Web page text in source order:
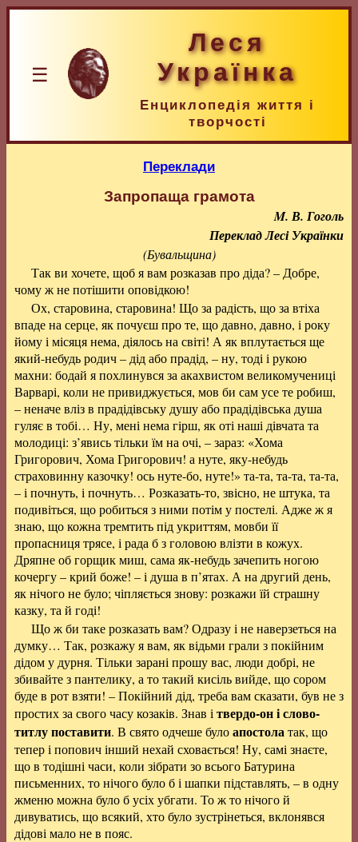
☰
Леся
Українка
Енциклопедія життя і
творчості
Переклади
Запропаща грамота
M. В. Гоголь
Переклад Лесі Українки
(Бувальщина)
Так ви хочете, щоб я вам розказав про діда? – Добре,
чому ж не потішити оповідкою!
Ох, старовина, старовина! Що за радість, що за втіха
впаде на серце, як почуєш про те, що давно, давно, і року
йому і місяця нема, діялось на світі! А як вплутається ще
який-небудь родич – дід або прадід, – ну, тоді і рукою
махни: бодай я похлинувся за акахвистом великомучениці
Варварі, коли не привиджується, мов би сам усе те робиш,
– неначе вліз в прадідівську душу або прадідівська душа
гуляє в тобі… Ну, мені нема гірш, як оті наші дівчата та
молодиці: з’явись тільки їм на очі, – зараз: «Хома
Григорович, Хома Григорович! а нуте, яку-небудь
страховинну казочку! ось нуте-бо, нуте!» та-та, та-та, та-та,
– і почнуть, і почнуть… Розказать-то, звісно, не штука, та
подивіться, що робиться з ними потім у постелі. Адже ж я
знаю, що кожна тремтить під укриттям, мовби її
пропасниця трясе, і рада б з головою влізти в кожух.
Дряпне об горщик миш, сама як-небудь зачепить ногою
кочергу – крий боже! – і душа в п’ятах. А на другий день,
як нічого не було; чіпляється знову: розкажи їй страшну
казку, та й годі!
Що ж би таке розказать вам? Одразу і не наверзеться на
думку… Так, розкажу я вам, як відьми грали з покійним
дідом у дурня. Тільки зарані прошу вас, люди добрі, не
збивайте з пантелику, а то такий кисіль вийде, що сором
буде в рот взяти! – Покійний дід, треба вам сказати, був не з
простих за свого часу козаків. Знав і твердо-он і слово-
титлу поставити. В свято одчеше булоапостолатак, що
тепер і попович інший нехай сховається! Ну, самі знаєте,
що в тодішні часи, коли зібрати зо всього Батурина
письменних, то нічого було б і шапки підставлять, – в одну
жменю можна було б усіх убгати. То ж то нічого й
дивуватись, що всякий, хто було зустрінеться, вклонявся
дідові мало не в пояс.